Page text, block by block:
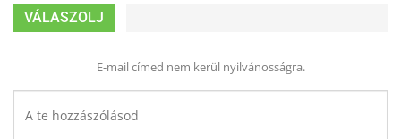
VÁLASZOLJ
E-mail címed nem kerül nyilvánosságra.